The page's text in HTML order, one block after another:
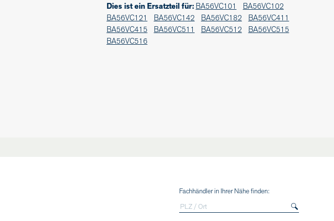
Dies ist ein Ersatzteil für:BA56VC101
BA56VC102
BA56VC121
BA56VC142 BA56VC182
BA56VC411
BA56VC415
BA56VC511 BA56VC512
BA56VC515
BA56VC516
Fachhändler in Ihrer Nähe finden: